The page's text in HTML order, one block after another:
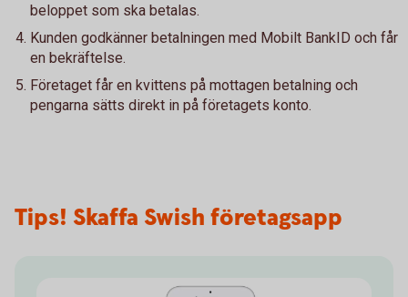
beloppet som ska betalas.
Kunden godkänner betalningen med Mobilt BankID och får
en bekräftelse.
Företaget får en kvittens på mottagen betalning och
pengarna sätts direkt in på företagets konto.
Tips! Skaffa Swish företagsapp